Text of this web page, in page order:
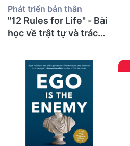
Phát triển bản thân
"12 Rules for Life" - Bài
học về trật tự và trách
già sau 30 năm giảng
đường